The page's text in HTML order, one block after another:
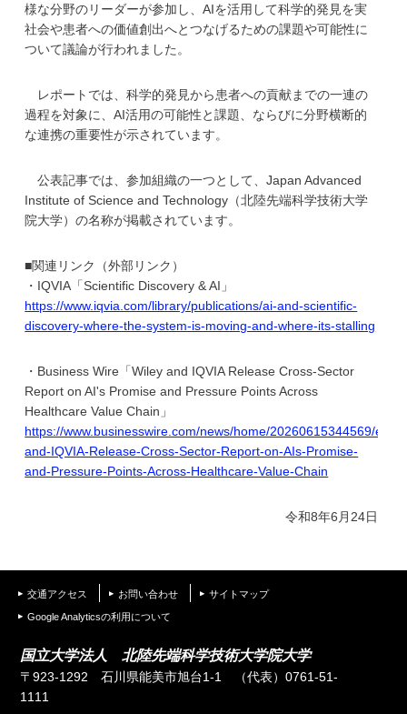
様な分野のリーダーが参加し、AIを活用して科学的発見を実
社会や患者への価値創出へとつなげるための課題や可能性に
ついて議論が行われました。
レポートでは、科学的発見から患者への貢献までの一連の
過程を対象に、AI活用の可能性と課題、ならびに分野横断的
な連携の重要性が示されています。
公表記事では、参加組織の一つとして、Japan Advanced
Institute of Science and Technology（北陸先端科学技術大学
院大学）の名称が掲載されています。
■関連リンク（外部リンク）
・IQVIA「Scientific Discovery & AI」
https://www.iqvia.com/library/publications/ai-and-scientific-
discovery-where-the-system-is-moving-and-where-its-stalling
・Business Wire「Wiley and IQVIA Release Cross-Sector
Report on AI's Promise and Pressure Points Across
Healthcare Value Chain」
https://www.businesswire.com/news/home/20260615344569/en/
and-IQVIA-Release-Cross-Sector-Report-on-AIs-Promise-
and-Pressure-Points-Across-Healthcare-Value-Chain
令和8年6月24日
交通アクセス お問い合わせ サイトマップ
Google Analyticsの利用について
国立大学法人 北陸先端科学技術大学院大学
〒923-1292 石川県能美市旭台1-1
（代表）0761-51-
1111